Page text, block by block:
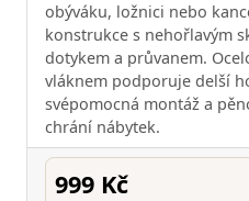
obýváku, ložnici nebo
konstrukce s nehořlavým
dotykem a průvanem.
vláknem podporuje delší
svépomocná montáž a
chrání nábytek.
999 Kč